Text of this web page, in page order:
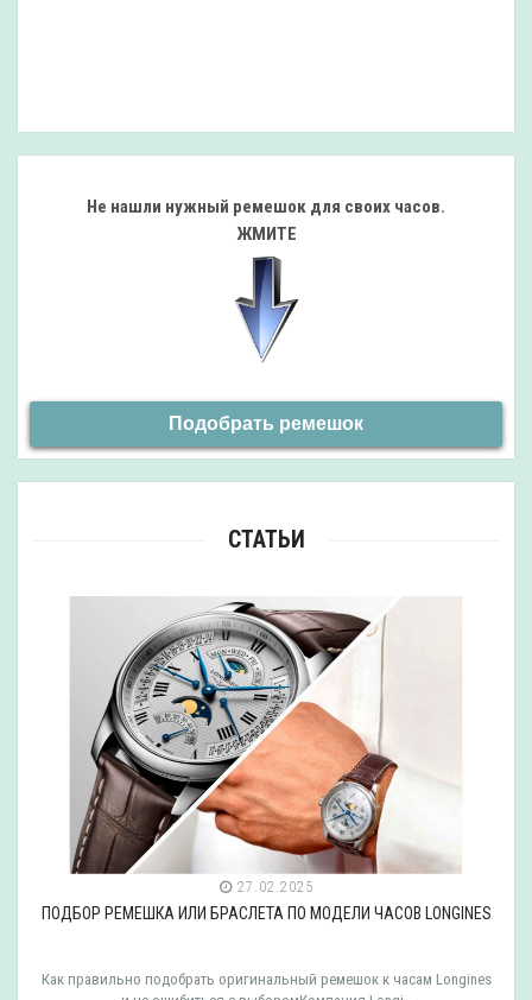
Не нашли нужный ремешок для своих часов.
ЖМИТЕ
Подобрать ремешок
СТАТЬИ
27.02.2025
ПОДБОР РЕМЕШКА ИЛИ БРАСЛЕТА ПО МОДЕЛИ ЧАСОВ LONGINES
Как правильно подобрать оригинальный ремешок к часам Longines